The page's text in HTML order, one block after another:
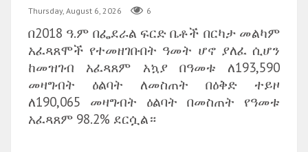
Thursday, August 6, 2026 6
በ2018 ዓ.ም በፌደራል ፍርድ ቤቶች በርካታ መልካም
አፈጻጸሞች የተመዘገቡበት ዓመት ሆኖ ያለፈ ሲሆን
ከመዝገብ አፈጻጸም አኳያ በዓመቱ ለ193,590
መዛግብት ዕልባት ለመስጠት በዕቅድ ተይዞ
ለ190,065 መዛግብት ዕልባት በመስጠት የዓመቱ
አፈጻጸም 98.2% ደርሷል።